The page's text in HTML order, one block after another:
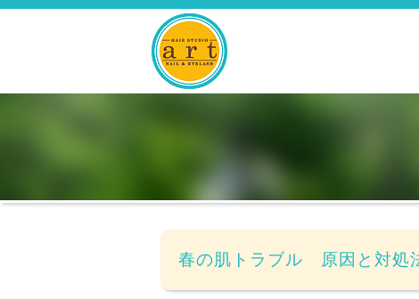
春の肌トラブル 原因と対処